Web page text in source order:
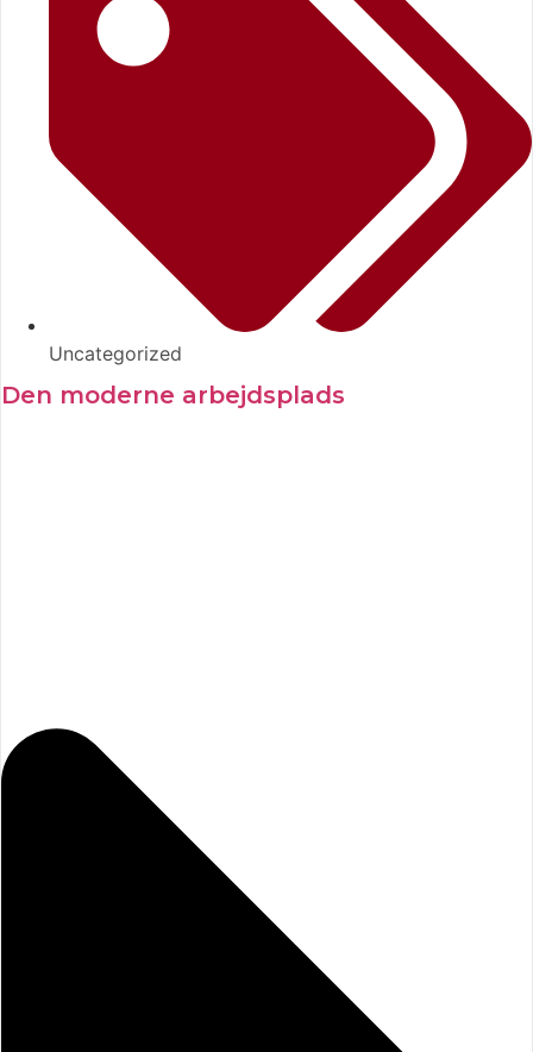
Uncategorized
Den moderne arbejdsplads